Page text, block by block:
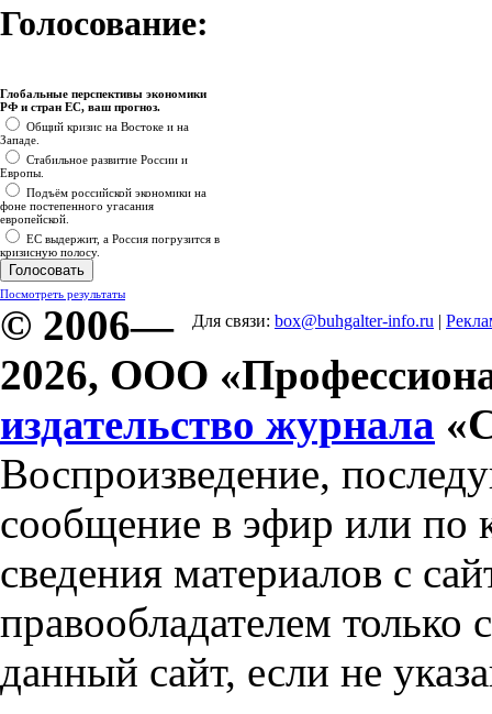
Голосование:
Глобальные перспективы экономики
РФ и стран ЕС, ваш прогноз.
Общий кризис на Востоке и на
Западе.
Стабильное развитие России и
Европы.
Подъём российской экономики на
фоне постепенного угасания
европейской.
ЕС выдержит, а Россия погрузится в
кризисную полосу.
Посмотреть результаты
Для связи: box@buhgalter-info.ru |
© 2006—
2026, ООО
издательство журнала
Воспроизведение,
сообщение в эфир или по
сведения материалов с
правообладателем только
данный сайт, если не